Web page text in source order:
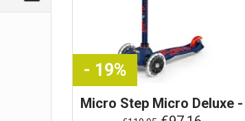
- 19%
Micro Step Micro Deluxe -
Marineblauw